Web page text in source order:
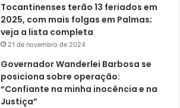
Tocantinenses terão 13 feriados em
2025, com mais folgas em Palmas;
veja a lista completa
21 de novembro de 2024
Governador Wanderlei Barbosa se
posiciona sobre operação:
“Confiante na minha inocência e na
Justiça”